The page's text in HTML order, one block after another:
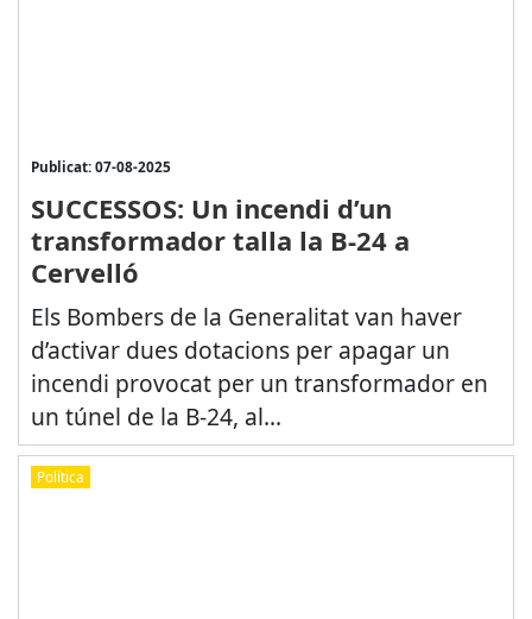
Publicat: 07-08-2025
SUCCESSOS: Un incendi d’un
transformador talla la B-24 a
Cervelló
Els Bombers de la Generalitat van haver
d’activar dues dotacions per apagar un
incendi provocat per un transformador en
un túnel de la B-24, al...
Política